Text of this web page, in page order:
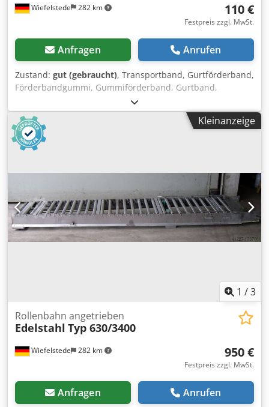
Wiefelstede 282 km 110 €
Festpreis zzgl. MwSt.
Anfragen Anrufen
Zustand: gut (gebraucht), Transportband, Gurtförderband,
Förderbandgummi, Gummiförderband, Gurtband,
Flachriemen, Antriebsriemen Chsdpfof Ry R Iox Am Tsa -
Breite: 100 mm -Länge: 4990 mm -Preis: pro Stück -Anzahl:
4 Stück -Abmessungen: 200/200/H100 mm -Gewicht: 2,1
kg/Stück
Kleinanzeige
1 /3
Wiefelstede 282 km
Rollenbahn angetrieben
Edelstahl Typ 630/3400
950 €
Festpreis zzgl. MwSt.
Anfragen Anrufen